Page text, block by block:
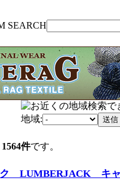
地域:
1564件です。
ク LUMBERJACK キャ